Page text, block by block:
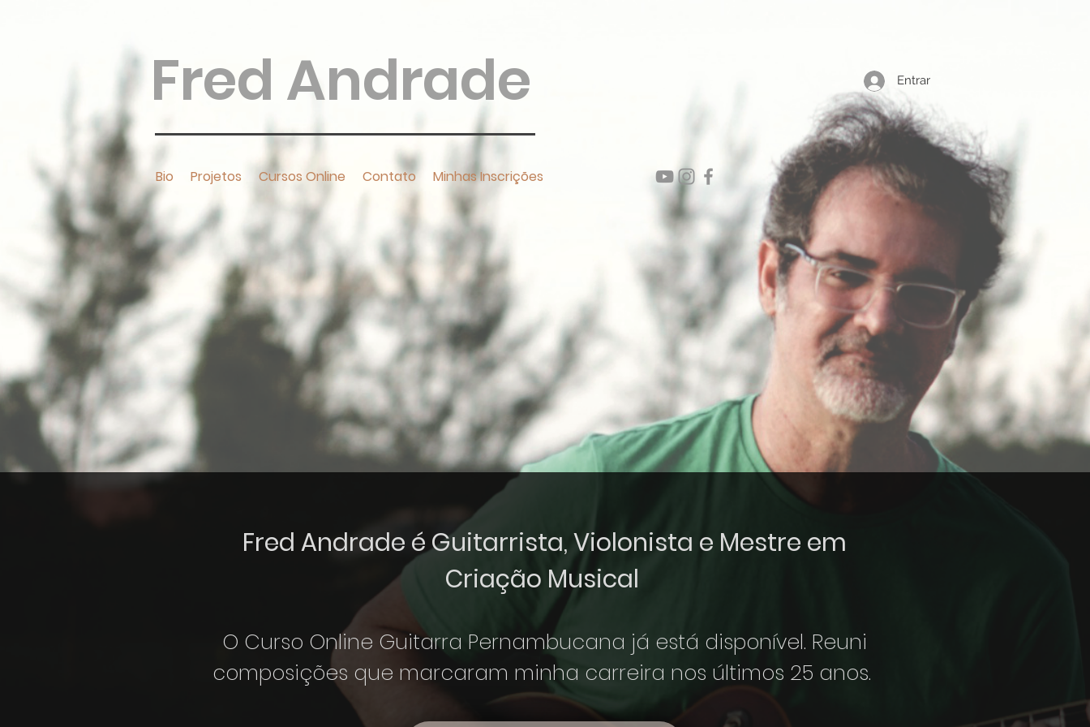
Fred Andrade Entrar
Bio Projetos Cursos Online Contato Minhas Inscrições
Fred Andrade é Guitarrista, Violonista e Mestre em
Criação Musical
O Curso Online Guitarra Pernambucana já está disponível. Reuni
composições que marcaram minha carreira nos últimos 25 anos.